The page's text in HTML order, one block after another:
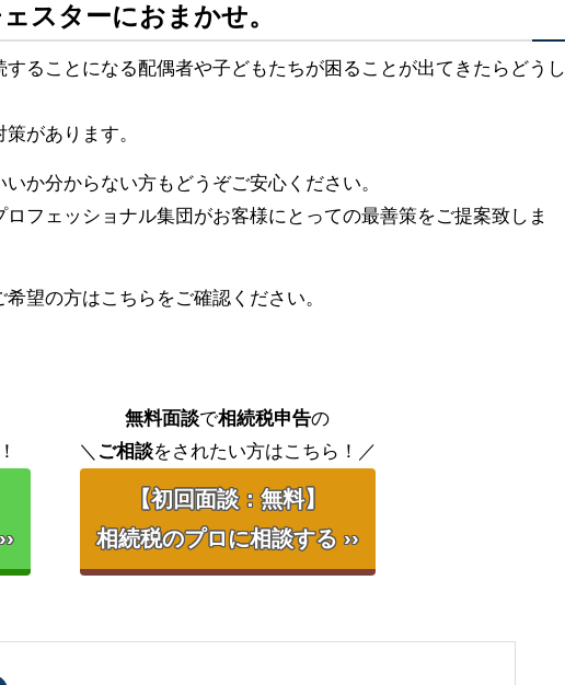
スターにおまかせ。
ることになる配偶者や子どもたちが困ることが出てきたらどうし
があります。
か分からない方もどうぞご安心ください。
フェッショナル集団がお客様にとっての最善策をご提案致しま
望の方はこちらをご確認ください。
無料面談で相続税申告の
＼ ご相談をされたい方はこちら！／
【初回面談：無料】
相続税のプロに相談する ››